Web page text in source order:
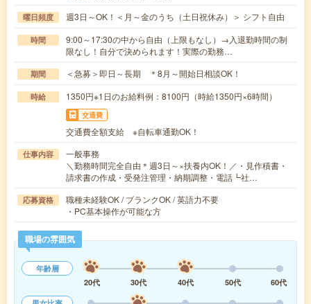
曜日頻度 週3日～OK！＜月～金のうち（土日祝休み）＞ シフト自由
時間
9:00～17:30の中から自由（上限もなし）→入退勤時間の制
限なし！自分で決められます！実際の勤務…
期間 ＜急募＞即日～長期 ＊8月～開始日相談OK！
時給 1350円※1日のお給料例：8100円（時給1350円×6時間）
交通費
交通費全額支給 ※自転車通勤OK！
仕事内容
一般事務
＼勤務時間完全自由＊週3日～×扶養内OK！／・見作積書・
請求書の作成・受発注管理・納期調整・電話┗社…
応募資格
職種未経験OK / ブランクOK / 英語力不要
・PC基本操作が可能な方
職場の雰囲気
年齢層
20代
30代 40代 50代
60代